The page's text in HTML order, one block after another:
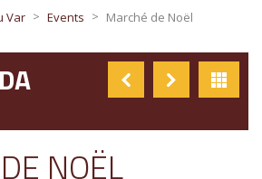
Var > Events > Marché de Noël
NOËL